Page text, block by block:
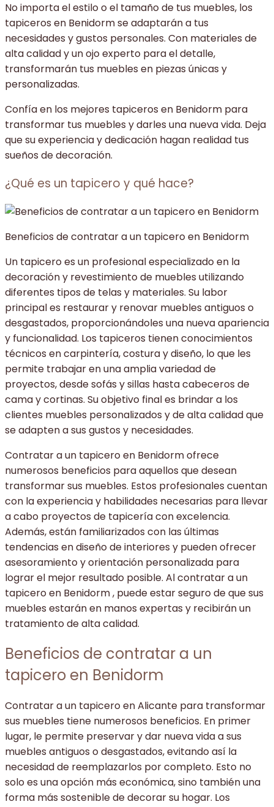
No importa el estilo o el tamaño de tus muebles, los
tapiceros en Benidorm se adaptarán a tus
necesidades y gustos personales. Con materiales de
alta calidad y un ojo experto para el detalle,
transformarán tus muebles en piezas únicas y
personalizadas.
Confía en los mejores tapiceros en Benidorm para
transformar tus muebles y darles una nueva vida. Deja
que su experiencia y dedicación hagan realidad tus
sueños de decoración.
¿Qué es un tapicero y qué hace?
Beneficios de contratar a un tapicero en Benidorm
Un tapicero es un profesional especializado en la
decoración y revestimiento de muebles utilizando
diferentes tipos de telas y materiales. Su labor
principal es restaurar y renovar muebles antiguos o
desgastados, proporcionándoles una nueva apariencia
y funcionalidad. Los tapiceros tienen conocimientos
técnicos en carpintería, costura y diseño, lo que les
permite trabajar en una amplia variedad de
proyectos, desde sofás y sillas hasta cabeceros de
cama y cortinas. Su objetivo final es brindar a los
clientes muebles personalizados y de alta calidad que
se adapten a sus gustos y necesidades.
Contratar a un tapicero en Benidorm ofrece
numerosos beneficios para aquellos que desean
transformar sus muebles. Estos profesionales cuentan
con la experiencia y habilidades necesarias para llevar
a cabo proyectos de tapicería con excelencia.
Además, están familiarizados con las últimas
tendencias en diseño de interiores y pueden ofrecer
asesoramiento y orientación personalizada para
lograr el mejor resultado posible. Al contratar a un
tapicero en Benidorm , puede estar seguro de que sus
muebles estarán en manos expertas y recibirán un
tratamiento de alta calidad.
Beneficios de contratar a un
tapicero en Benidorm
Contratar a un tapicero en Alicante para transformar
sus muebles tiene numerosos beneficios. En primer
lugar, le permite preservar y dar nueva vida a sus
muebles antiguos o desgastados, evitando así la
necesidad de reemplazarlos por completo. Esto no
solo es una opción más económica, sino también una
forma más sostenible de decorar su hogar. Los